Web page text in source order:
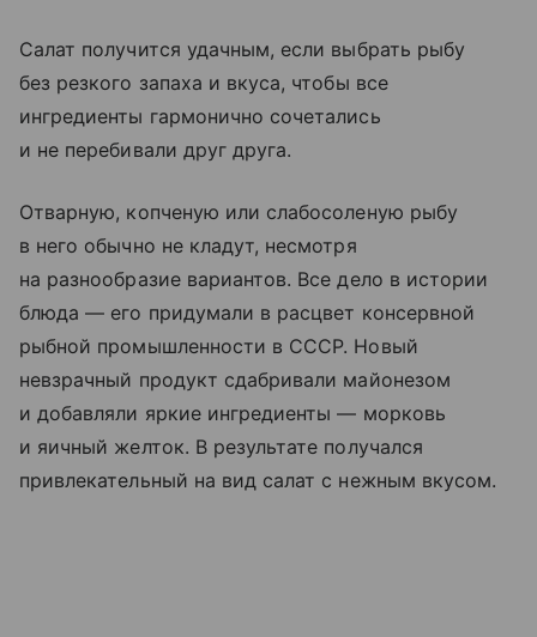
Салат получится удачным, если выбрать рыбу
без резкого запаха и вкуса, чтобы все
ингредиенты гармонично сочетались
и не перебивали друг друга.
Отварную, копченую или слабосоленую рыбу
в него обычно не кладут, несмотря
на разнообразие вариантов. Все дело в истории
блюда — его придумали в расцвет консервной
рыбной промышленности в СССР. Новый
невзрачный продукт сдабривали майонезом
и добавляли яркие ингредиенты — морковь
и яичный желток. В результате получался
привлекательный на вид салат с нежным вкусом.